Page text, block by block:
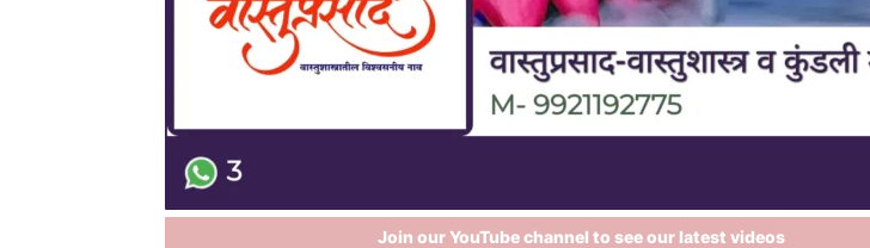
Join our YouTube channel to see our latest videos